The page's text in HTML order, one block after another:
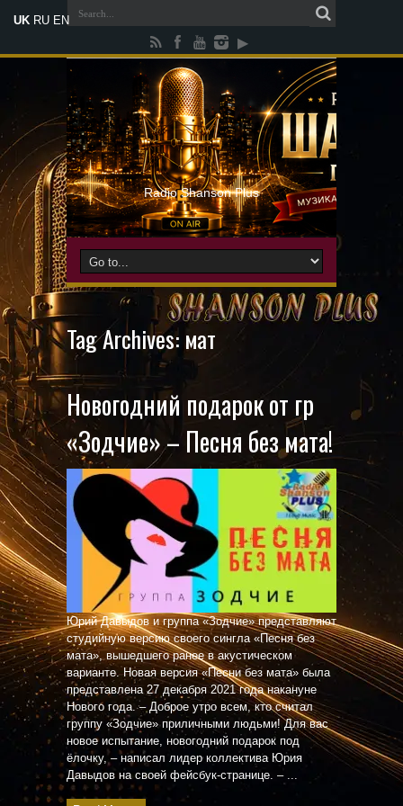
Radio Shanson Plus
Tag Archives:мат
Новогодний подарок от гр
«Зодчие» – Песня без мата!
Юрий Давыдов и группа «Зодчие» представляют
студийную версию своего сингла «Песня без
мата», вышедшего ранее в акустическом
варианте. Новая версия «Песни без мата» была
представлена 27 декабря 2021 года накануне
Нового года. – Доброе утро всем, кто считал
группу «Зодчие» приличными людьми! Для вас
новое испытание, новогодний подарок под
ёлочку, – написал лидер коллектива Юрия
Давыдов на своей фейсбук-странице. – ...
UK RU EN